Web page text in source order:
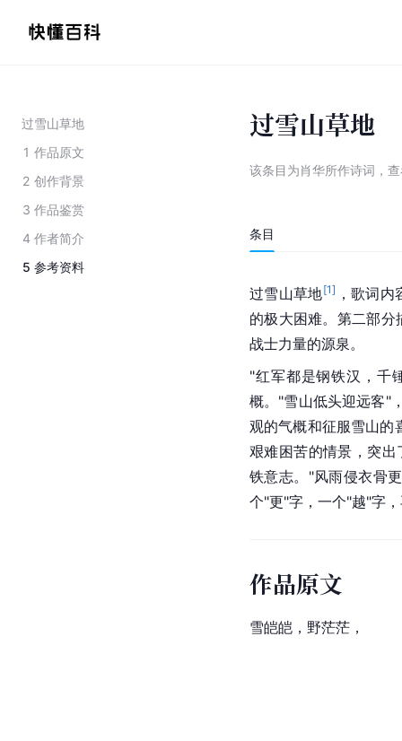
过雪山草地
1 作品原文
2 创作背景
3 作品鉴赏
4 作者简介
5 参考资料
过雪山草地
该条目为肖华所作诗词 ，
条目
过雪山草地[1] ，歌词
的极大困难。第二部分
战士力量的源泉。
"红军都是钢铁汉，千
概。"雪山低头迎远客"
观的气概和征服雪山的
艰难困苦的情景，突
铁意志。"风雨侵衣骨
个"更"字，一个"越"字
作品原文
雪皑皑，野茫茫，